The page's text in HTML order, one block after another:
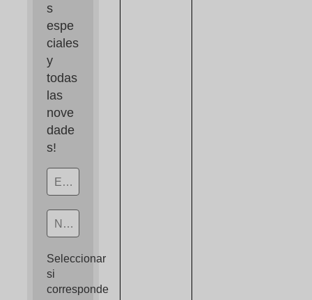
s
espe
ciales
y
todas
las
nove
dade
s!
Email
Nombre y Apellido
Seleccionar
si
corresponde